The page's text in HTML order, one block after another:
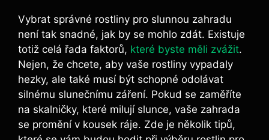
Vybrat správné rostliny pro slunnou zahradu
není tak snadné, jak by se mohlo zdát. Existuje
totiž celá řada faktorů, které byste měli zvážit.
Nejen, že chcete, aby vaše rostliny vypadaly
hezky, ale také musí být schopné odolávat
silnému slunečnímu záření. Pokud se zaměříte
na skalničky, které milují slunce, vaše zahrada
se promění v kousek ráje. Zde je několik tipů,